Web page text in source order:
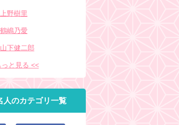
上野樹里
鶴嶋乃愛
山下健二郎
と見る <<
人のカテゴリ一覧